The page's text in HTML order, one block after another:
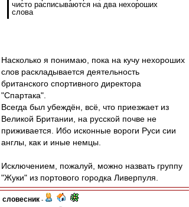
чисто расписываются на два нехороших
слова
Насколько я понимаю, пока на кучу нехороших
слов раскладывается деятельность
британского спортивного директора
"Спартака".
Всегда был убеждён, всё, что приезжает из
Великой Британии, на русской почве не
приживается. Ибо исконные вороги Руси сии
англы, как и иные немцы.
Исключением, пожалуй, можно назвать группу
"Жуки" из портового городка Ливерпуля.
словесник -